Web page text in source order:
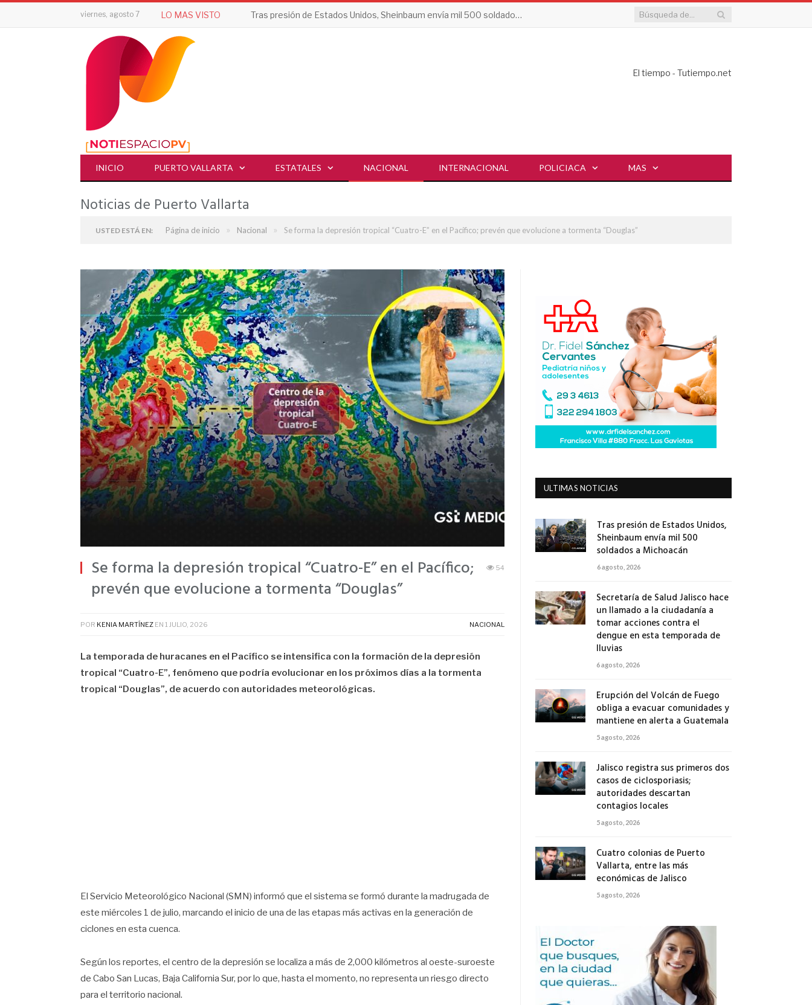
viernes, agosto 7 LO MAS VISTO Tras presión de Estados Unidos, Sheinbaum envía mil 500 soldados a Michoacán
El tiempo - Tutiempo.net
INICIO PUERTO VALLARTA ESTATALES NACIONAL INTERNACIONAL POLICIACA MAS
Noticias de Puerto Vallarta
USTED ESTÁ EN: Página de inicio » Nacional » Se forma la depresión tropical “Cuatro-E” en el Pacífico; prevén que evolucione a tormenta “Douglas”
Se forma la depresión tropical “Cuatro-E” en el Pacífico;
prevén que evolucione a tormenta “Douglas”
54
POR KENIA MARTÍNEZ EN 1 JULIO, 2026 NACIONAL
La temporada de huracanes en el Pacífico se intensifica con la formación de la depresión
tropical “Cuatro-E”, fenómeno que podría evolucionar en los próximos días a la tormenta
tropical “Douglas”, de acuerdo con autoridades meteorológicas.
El Servicio Meteorológico Nacional (SMN) informó que el sistema se formó durante la madrugada de
este miércoles 1 de julio, marcando el inicio de una de las etapas más activas en la generación de
ciclones en esta cuenca.
Según los reportes, el centro de la depresión se localiza a más de 2,000 kilómetros al oeste-suroeste
de Cabo San Lucas, Baja California Sur, por lo que, hasta el momento, no representa un riesgo directo
para el territorio nacional.
ULTIMAS NOTICIAS
Tras presión de Estados Unidos,
Sheinbaum envía mil 500
soldados a Michoacán
6 agosto, 2026
Secretaría de Salud Jalisco hace
un llamado a la ciudadanía a
tomar acciones contra el
dengue en esta temporada de
lluvias
6 agosto, 2026
Erupción del Volcán de Fuego
obliga a evacuar comunidades y
mantiene en alerta a Guatemala
5 agosto, 2026
Jalisco registra sus primeros dos
casos de ciclosporiasis;
autoridades descartan
contagios locales
5 agosto, 2026
Cuatro colonias de Puerto
Vallarta, entre las más
económicas de Jalisco
5 agosto, 2026